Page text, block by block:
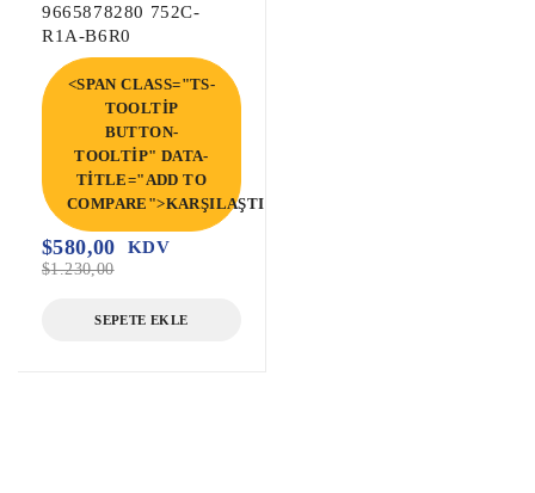
9665878280 752C-
R1A-B6R0
<SPAN CLASS="TS-
TOOLTIP
BUTTON-
TOOLTIP" DATA-
TITLE="ADD TO
COMPARE">KARŞILAŞTIR</SPAN>
$1.230,00
$580,00 KDV
SEPETE EKLE